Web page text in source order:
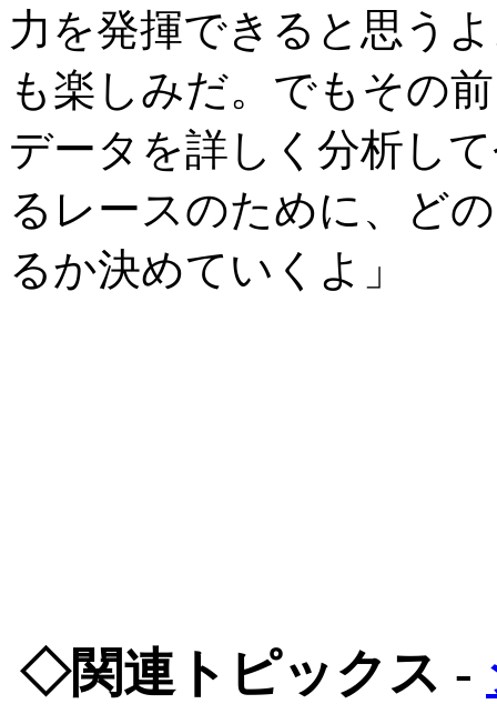
力を発揮できると思う
も楽しみだ。でもその
データを詳しく分析し
るレースのために、ど
るか決めていくよ」
◇関連トピックス -